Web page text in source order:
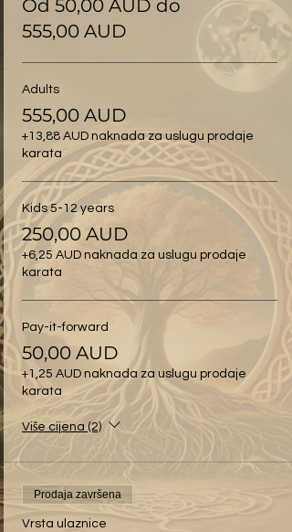
Od 50,00 AUD do
555,00 AUD
Adults
555,00 AUD
+13,88 AUD naknada za uslugu prodaje
karata
Kids 5-12 years
250,00 AUD
+6,25 AUD naknada za uslugu prodaje
karata
Pay-it-forward
50,00 AUD
+1,25 AUD naknada za uslugu prodaje
karata
Više cijena (2)
Prodaja završena
Vrsta ulaznice